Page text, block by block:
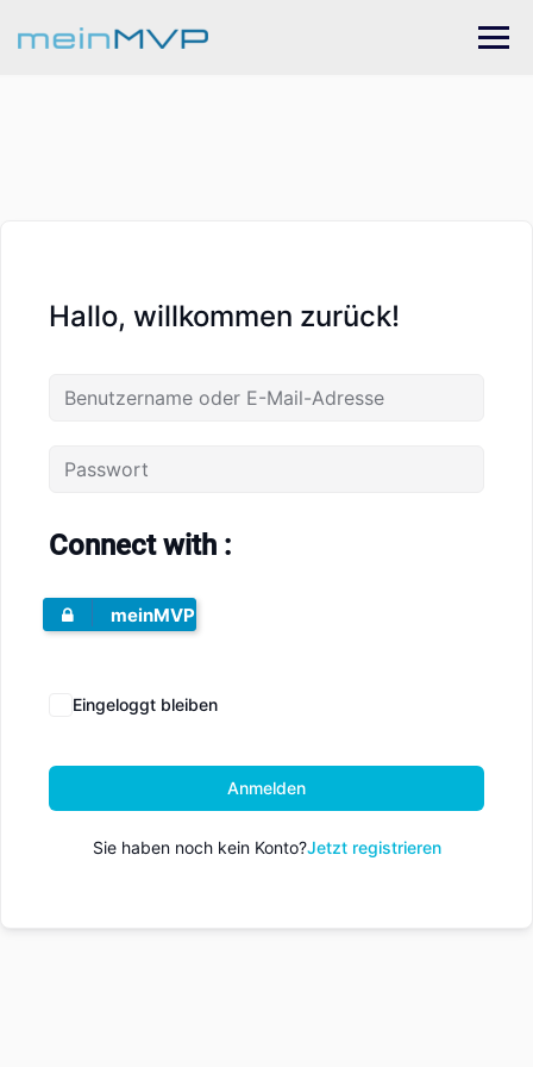
content
Hallo, willkommen zurück!
Connect with :
meinMVP
Eingeloggt bleiben
Anmelden
Sie haben noch kein Konto?Jetzt registrieren